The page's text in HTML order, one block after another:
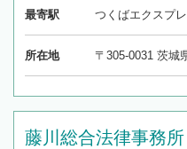
最寄駅 つくばエクスプ
所在地 〒305-0031 茨城
藤川総合法律事務所